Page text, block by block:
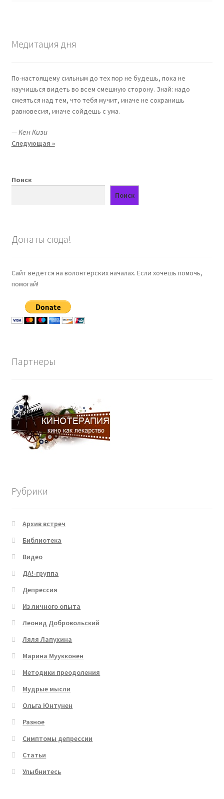
Медитация дня
По-настоящему сильным до тех пор не будешь, пока не
научишься видеть во всем смешную сторону. Знай: надо
смеяться над тем, что тебя мучит, иначе не сохранишь
равновесия, иначе сойдешь с ума.
—Кен Кизи
Следующая »
Поиск
Поиск
Донаты сюда!
Сайт ведется на волонтерских началах. Если хочешь помочь,
помогай!
Партнеры
Рубрики
Архив встреч
Библиотека
Видео
ДА!-группа
Депрессия
Из личного опыта
Леонид Добровольский
Ляля Лапухина
Марина Муукконен
Методики преодоления
Мудрые мысли
Ольга Юнтунен
Разное
Симптомы депрессии
Статьи
Улыбнитесь